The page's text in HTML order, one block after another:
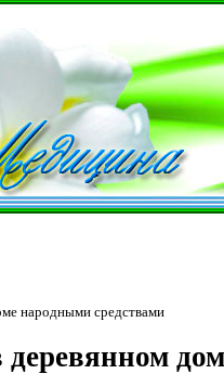
народными средствами